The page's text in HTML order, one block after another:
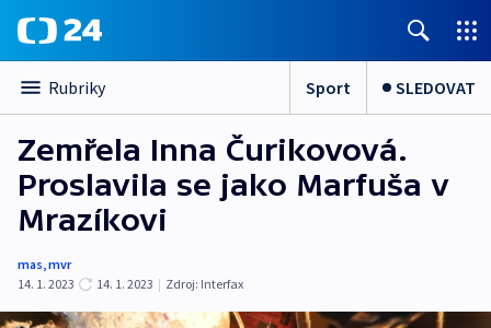
Rubriky Sport SLEDOVAT
Zemřela Inna Čurikovová.
Proslavila se jako Marfuša v
Mrazíkovi
mas,mvr
14. 1. 2023
14. 1. 2023 | Zdroj: Interfax